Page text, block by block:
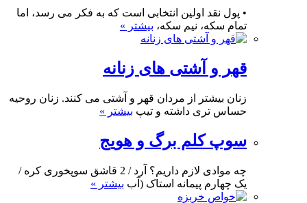
• پول نقد اولین انتخابی است که به فکر می رسد، اما
تمام سکه، نیم سکه، بیشتر »
قهر و آشتی های زنانه
زنان بیشتر از مردان قهر و آشتی می کنند. زنان روحیه
حساس تری داشته و تیپ بیشتر »
سوپ کلم برگ و هویج
چه موادی لازم داریم؟ آرد / 2 قاشق سوپخوری کره /
یک چهارم پیمانه استاک (آب بیشتر »